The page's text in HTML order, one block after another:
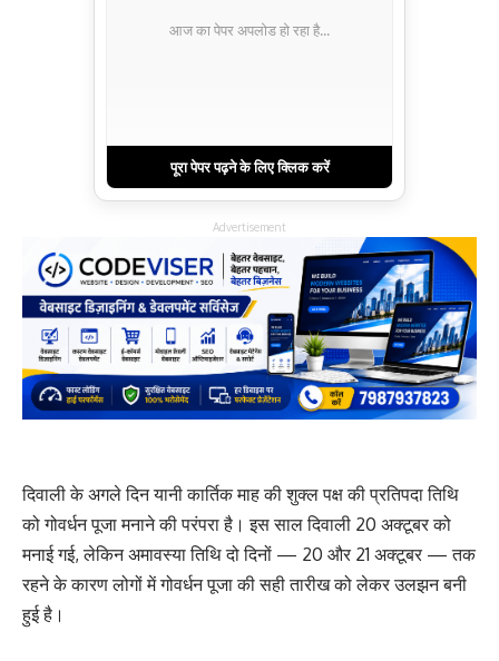
आज का पेपर अपलोड हो रहा है...
पूरा पेपर पढ़ने के लिए क्लिक करें
Advertisement
दिवाली के अगले दिन यानी कार्तिक माह की शुक्ल पक्ष की प्रतिपदा तिथि
को गोवर्धन पूजा मनाने की परंपरा है। इस साल दिवाली 20 अक्टूबर को
मनाई गई, लेकिन अमावस्या तिथि दो दिनों — 20 और 21 अक्टूबर — तक
रहने के कारण लोगों में गोवर्धन पूजा की सही तारीख को लेकर उलझन बनी
हुई है।